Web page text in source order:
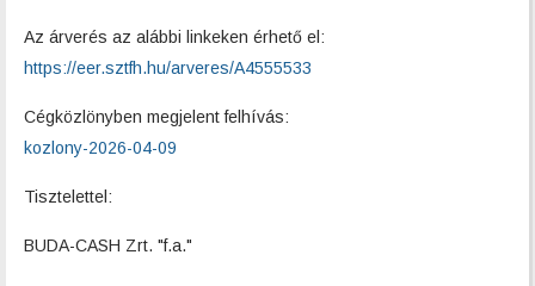
Az árverés az alábbi linkeken érhető el:
https://eer.sztfh.hu/arveres/A4555533
Cégközlönyben megjelent felhívás:
kozlony-2026-04-09
Tisztelettel:
BUDA-CASH Zrt. "f.a."